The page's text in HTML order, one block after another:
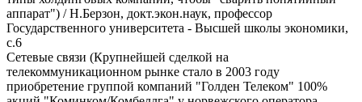
аппарат") / Н.Берзон, докт.экон.наук, профессор
Государственного университета - Высшей школы экономики,
с.6
Сетевые связи (Крупнейшей сделкой на
телекоммуникационном рынке стало в 2003 году
приобретение группой компаний "Голден Телеком" 100%